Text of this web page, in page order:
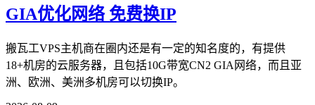
GIA优化网络 免费换IP
搬瓦工VPS主机商在圈内还是有一定的知名度的，有提供
18+机房的云服务器，且包括10G带宽CN2 GIA网络，而且亚
洲、欧洲、美洲多机房可以切换IP。